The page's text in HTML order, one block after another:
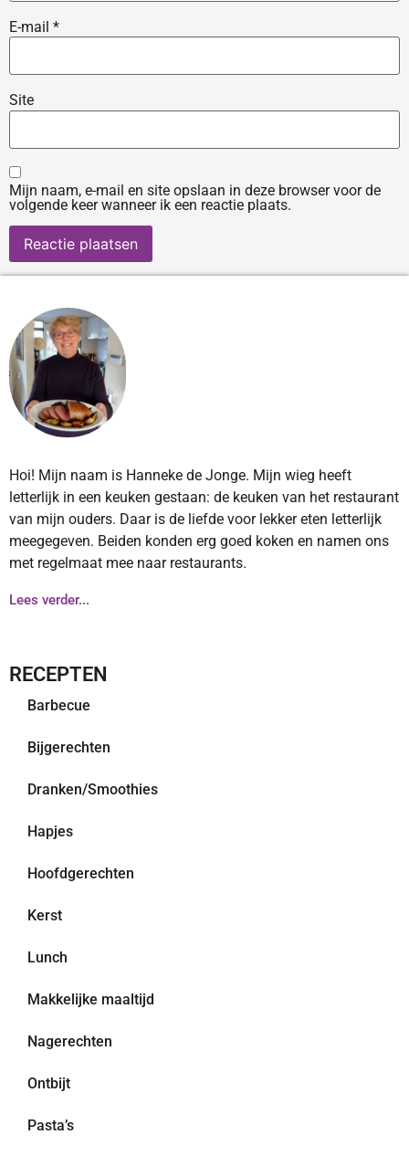
E-mail *
Site
Mijn naam, e-mail en site opslaan in deze browser voor de
volgende keer wanneer ik een reactie plaats.
Hoi! Mijn naam is Hanneke de Jonge. Mijn wieg heeft
letterlijk in een keuken gestaan: de keuken van het restaurant
van mijn ouders. Daar is de liefde voor lekker eten letterlijk
meegegeven. Beiden konden erg goed koken en namen ons
met regelmaat mee naar restaurants.
Lees verder...
RECEPTEN
Barbecue
Bijgerechten
Dranken/Smoothies
Hapjes
Hoofdgerechten
Kerst
Lunch
Makkelijke maaltijd
Nagerechten
Ontbijt
Pasta’s